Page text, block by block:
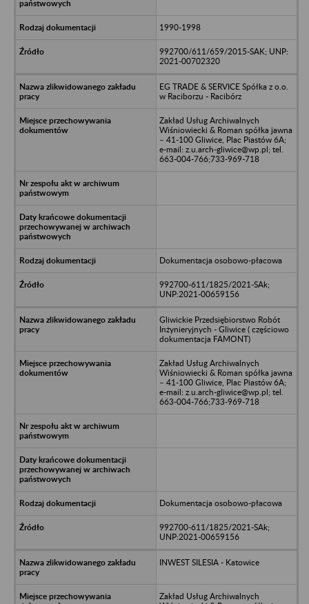
1990-1998
992700/611/659/2015-SAK; UNP:
2021-00702320
EG TRADE & SERVICE Spółka z o.o.
w Raciborzu - Racibórz
Zakład Usług Archiwalnych
Wiśniowiecki & Roman spółka jawna
– 41-100 Gliwice, Plac Piastów 6A;
e-mail: z.u.arch-gliwice@wp.pl; tel.
663-004-766;733-969-718
Dokumentacja osobowo-płacowa
992700-611/1825/2021-SAk;
UNP:2021-00659156
Gliwickie Przedsiębiorstwo Robót
Inżynieryjnych - Gliwice ( częściowo
dokumentacja FAMONT)
Zakład Usług Archiwalnych
Wiśniowiecki & Roman spółka jawna
– 41-100 Gliwice, Plac Piastów 6A;
e-mail: z.u.arch-gliwice@wp.pl; tel.
663-004-766;733-969-718
Dokumentacja osobowo-płacowa
992700-611/1825/2021-SAk;
UNP:2021-00659156
INWEST SILESIA - Katowice
Zakład Usług Archiwalnych